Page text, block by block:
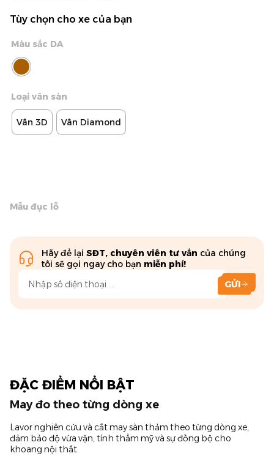
Tùy chọn cho xe của bạn
Màu sắc DA
Loại vân sàn
Vân 3D Vân Diamond
Mẫu đục lỗ
Hãy để lại SĐT, chuyên viên tư vấn của chúng
tôi sẽ gọi ngay cho bạn miễn phí!
GỬI
ĐẶC ĐIỂM NỔI BẬT
May đo theo từng dòng xe
Lavor nghiên cứu và cắt may sàn thảm theo từng dòng xe,
đảm bảo độ vừa vặn, tính thẩm mỹ và sự đồng bộ cho
khoang nội thất.